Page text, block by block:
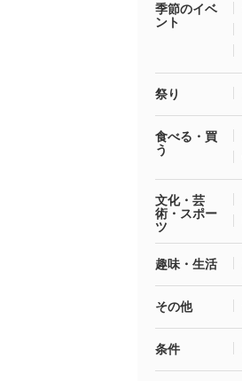
季節のイベ
ント
祭り
食べる・買
う
文化・芸
術・スポー
ツ
趣味・生活
その他
条件